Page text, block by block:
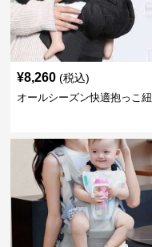
¥8,260 (税込)
オールシーズン快適抱っこ紐